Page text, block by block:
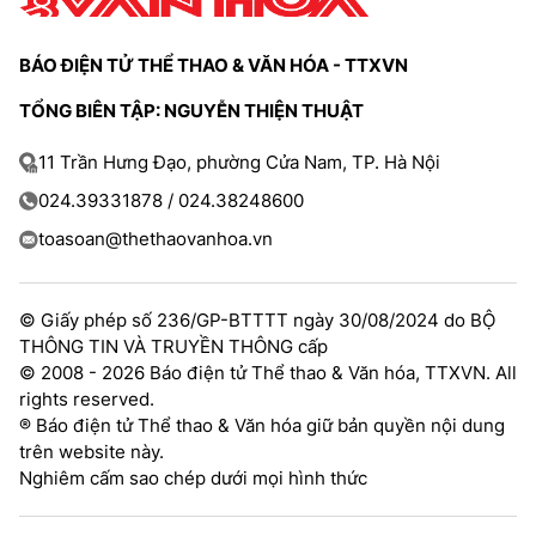
TRA CỨU PHƯỜNG XÃ
CỐNG HIẾN
BÙI XUÂN PHÁI
TIỆN ÍCH
LIÊN HỆ QUẢNG CÁO
Điện thoại: 024.38254756
MẠNG XÃ HỘI
BÁO ĐIỆN TỬ THỂ THAO & VĂN HÓA - TTXVN
TỔNG BIÊN TẬP: NGUYỄN THIỆN THUẬT
11 Trần Hưng Đạo, phường Cửa Nam, TP. Hà Nội
024.39331878 / 024.38248600
toasoan@thethaovanhoa.vn
© Giấy phép số 236/GP-BTTTT ngày 30/08/2024 do BỘ
THÔNG TIN VÀ TRUYỀN THÔNG cấp
© 2008 - 2026 Báo điện tử Thể thao & Văn hóa, TTXVN. All
rights reserved.
® Báo điện tử Thể thao & Văn hóa giữ bản quyền nội dung
trên website này.
Nghiêm cấm sao chép dưới mọi hình thức